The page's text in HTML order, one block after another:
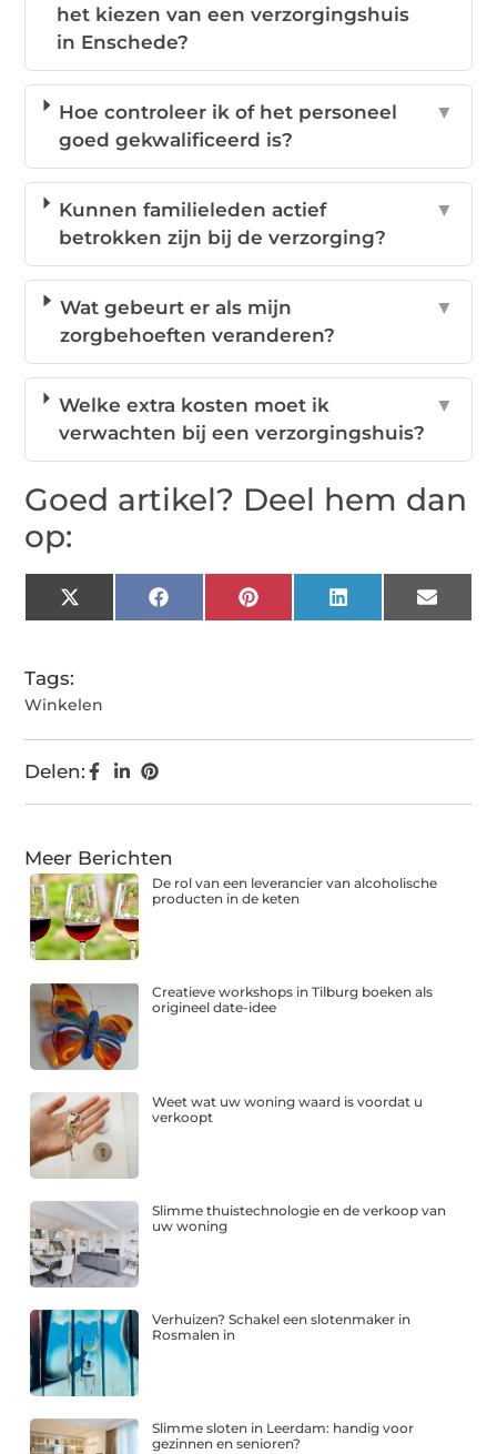
het kiezen van een verzorgingshuis
in Enschede?
Hoe controleer ik of het personeel
goed gekwalificeerd is?
▼
Kunnen familieleden actief
betrokken zijn bij de verzorging?
▼
Wat gebeurt er als mijn
zorgbehoeften veranderen?
▼
Welke extra kosten moet ik
verwachten bij een verzorgingshuis?
▼
Goed artikel? Deel hem dan
op:
X
(Twitter)
FacebookPinterestLinkedIn Email
Tags:
Winkelen
Delen:
Meer Berichten
De rol van een leverancier van alcoholische
producten in de keten
Creatieve workshops in Tilburg boeken als
origineel date-idee
Weet wat uw woning waard is voordat u
verkoopt
Slimme thuistechnologie en de verkoop van
uw woning
Verhuizen? Schakel een slotenmaker in
Rosmalen in
Slimme sloten in Leerdam: handig voor
gezinnen en senioren?